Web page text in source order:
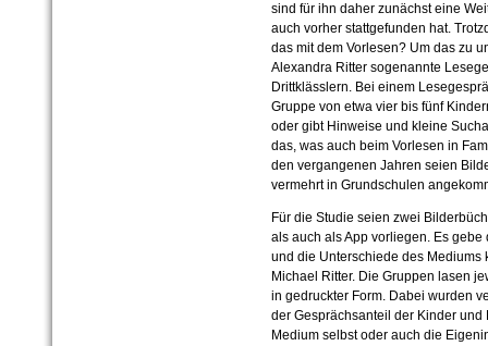
sind für ihn daher zunächst eine
auch vorher stattgefunden hat.
das mit dem Vorlesen? Um das zu
Alexandra Ritter sogenannte
Drittklässlern. Bei einem
Gruppe von etwa vier bis fünf
oder gibt Hinweise und kleine
das, was auch beim Vorlesen in
den vergangenen Jahren seien
vermehrt in Grundschulen
Für die Studie seien zwei
als auch als App vorliegen. Es
und die Unterschiede des Mediums
Michael Ritter. Die Gruppen lasen
in gedruckter Form. Dabei wurden
der Gesprächsanteil der Kinder
Medium selbst oder auch die